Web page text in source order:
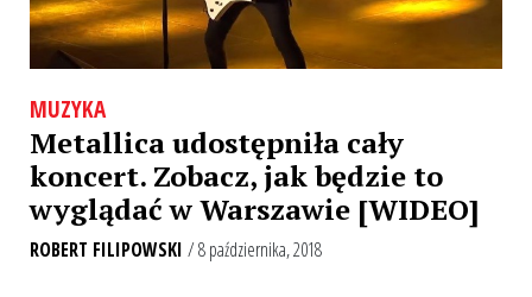
MUZYKA
Metallica udostępniła cały
koncert. Zobacz, jak będzie to
wyglądać w Warszawie [WIDEO]
ROBERT FILIPOWSKI / 8 października, 2018